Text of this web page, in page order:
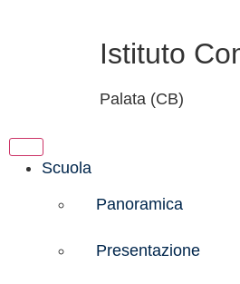
Istituto
Palata (CB)
Scuola
Panoramica
Presentazione